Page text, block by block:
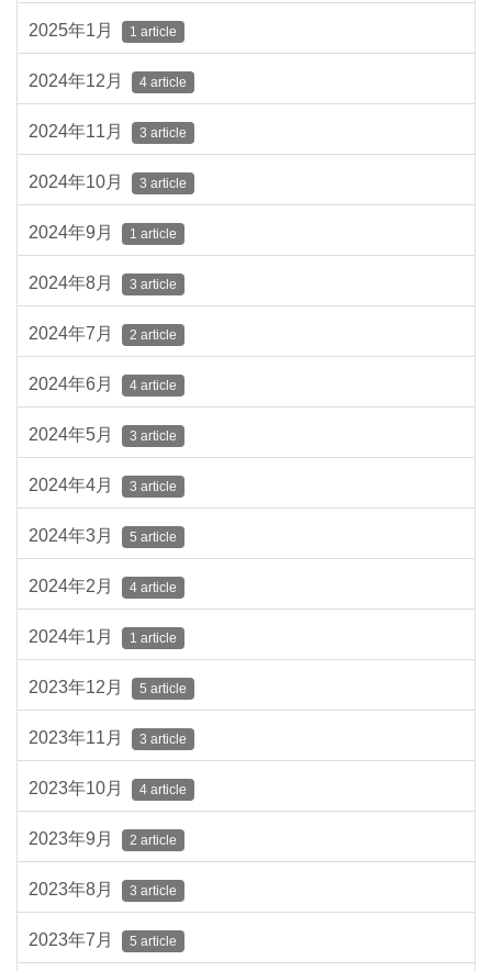
2025年1月 1 article
2024年12月 4 article
2024年11月 3 article
2024年10月 3 article
2024年9月 1 article
2024年8月 3 article
2024年7月 2 article
2024年6月 4 article
2024年5月 3 article
2024年4月 3 article
2024年3月 5 article
2024年2月 4 article
2024年1月 1 article
2023年12月 5 article
2023年11月 3 article
2023年10月 4 article
2023年9月 2 article
2023年8月 3 article
2023年7月 5 article